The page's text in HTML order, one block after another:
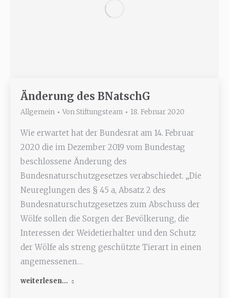
Änderung des BNatschG
Allgemein Von Stiftungsteam 18. Februar 2020
Wie erwartet hat der Bundesrat am 14. Februar
2020 die im Dezember 2019 vom Bundestag
beschlossene Änderung des
Bundesnaturschutzgesetzes verabschiedet. „Die
Neureglungen des § 45 a, Absatz 2 des
Bundesnaturschutzgesetzes zum Abschuss der
Wölfe sollen die Sorgen der Bevölkerung, die
Interessen der Weidetierhalter und den Schutz
der Wölfe als streng geschützte Tierart in einen
angemessenen…
weiterlesen...